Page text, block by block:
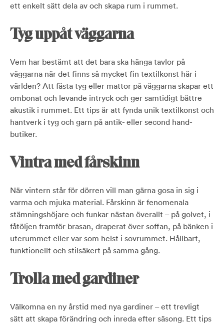
ett enkelt sätt dela av och skapa rum i rummet.
Tyg uppåt väggarna
Vem har bestämt att det bara ska hänga tavlor på
väggarna när det finns så mycket fin textilkonst här i
världen? Att fästa tyg eller mattor på väggarna skapar ett
ombonat och levande intryck och ger samtidigt bättre
akustik i rummet. Ett tips är att fynda unik textilkonst och
hantverk i tyg och garn på antik- eller second hand-
butiker.
Vintra med fårskinn
När vintern står för dörren vill man gärna gosa in sig i
varma och mjuka material. Fårskinn är fenomenala
stämningshöjare och funkar nästan överallt – på golvet, i
fåtöljen framför brasan, draperat över soffan, på bänken i
uterummet eller var som helst i sovrummet. Hållbart,
funktionellt och stilsäkert på samma gång.
Trolla med gardiner
Välkomna en ny årstid med nya gardiner – ett trevligt
sätt att skapa förändring och inreda efter säsong. Ett tips